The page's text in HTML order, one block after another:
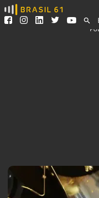
Ver todas as notícias
Podcasts
Brasil
Cultura